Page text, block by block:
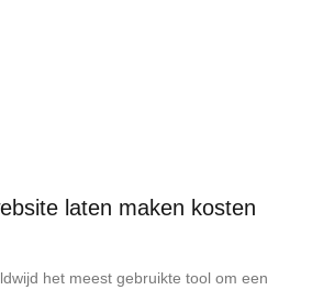
laten maken kosten
het meest gebruikte tool om een